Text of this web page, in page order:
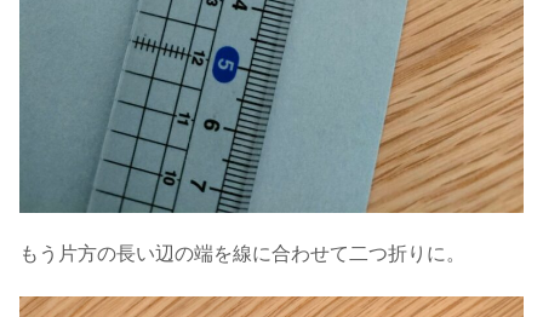
もう片方の長い辺の端を線に合わせて二つ折りに。